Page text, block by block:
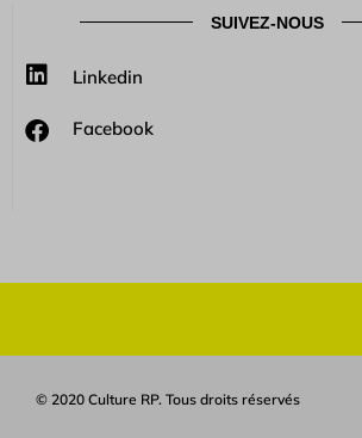
SUIVEZ-NOUS
Linkedin
Facebook
© 2020 Culture RP. Tous droits réservés